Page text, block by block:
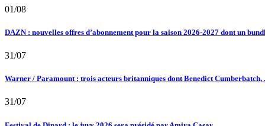
01/08
DAZN : nouvelles offres d’abonnement pour la saison 2026-2027 dont un
31/07
Warner / Paramount : trois acteurs britanniques dont Benedict Cumberbatch,
31/07